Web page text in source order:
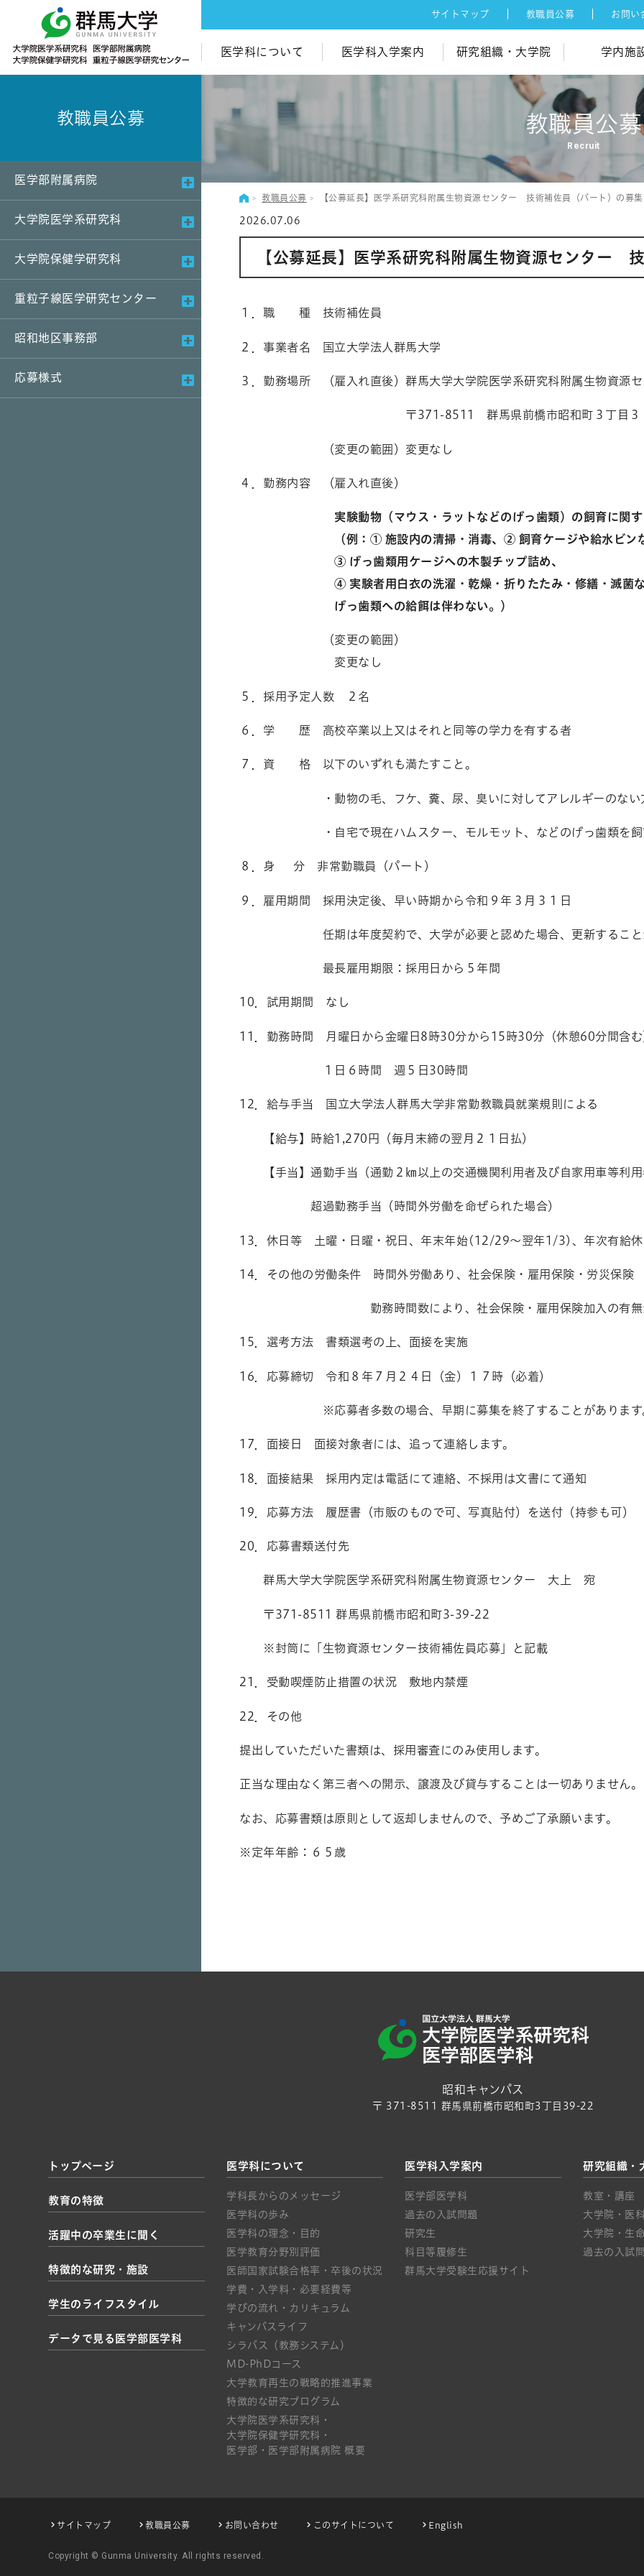
サイトマップ 教職員公募 お問い
医学科について 医学科入学案内 研究組織・大学院 学内施
教職員公募
医学部附属病院
大学院医学系研究科
大学院保健学研究科
重粒子線医学研究センター
昭和地区事務部
応募様式
教職員公募
Recruit
教職員公募 【公募延長】医学系研究科附属生物資源センター 技術補佐員（パート）の募集
2026.07.06
【公募延長】医学系研究科附属生物資源センター
１．職 種 技術補佐員
２．事業者名 国立大学法人群馬大学
３．勤務場所 （雇入れ直後）群馬大学大学院医学系研究科附属生物資源セ
〒371-8511 群馬県前橋市昭和町３丁目３
（変更の範囲）変更なし
４．勤務内容 （雇入れ直後）
実験動物（マウス・ラットなどのげっ歯類）の飼育に関する
（例：① 施設内の清掃・消毒、② 飼育ケージや給水ビンなど
③ げっ歯類用ケージへの木製チップ詰め、
④ 実験者用白衣の洗濯・乾燥・折りたたみ・修繕・滅菌な
げっ歯類への給餌は伴わない。）
（変更の範囲）
変更なし
５．採用予定人数 ２名
６．学 歴 高校卒業以上又はそれと同等の学力を有する者
７．資 格 以下のいずれも満たすこと。
・動物の毛、フケ、糞、尿、臭いに対してアレルギーのない
・自宅で現在ハムスター、モルモット、などのげっ歯類を飼育
８．身 分 非常勤職員（パート）
９．雇用期間 採用決定後、早い時期から令和９年３月３１日
任期は年度契約で、大学が必要と認めた場合、更新すること
最長雇用期限：採用日から５年間
10．試用期間 なし
11．勤務時間 月曜日から金曜日 8 時30分から 15 時30分（休憩60分間含む
１日６時間 週５日 30時間
12．給与手当 国立大学法人群馬大学非常勤教職員就業規則による
【給与】時給1,270 円（毎月末締の翌月２１日払）
【手当】通勤手当（通勤２㎞以上の交通機関利用者及び自家用車等利用
超過勤務手当（時間外労働を命ぜられた場合）
13．休日等 土曜・日曜・祝日、年末年始(12/29～翌年1/3) 、年次有給
14．その他の労働条件 時間外労働あり、社会保険・雇用保険・労災保険
勤務時間数により、社会保険・雇用保険加入の有無が変
15．選考方法 書類選考の上、面接を実施
16．応募締切 令和８年７月２４日（金）１７時（必着）
※応募者多数の場合、早期に募集を終了することがあります
17．面接日 面接対象者には、追って連絡します。
18．面接結果 採用内定は電話にて連絡、不採用は文書にて通知
19．応募方法 履歴書（市販のもので可、写真貼付）を送付（持参も可）
20．応募書類送付先
群馬大学大学院医学系研究科附属生物資源センター 大上 宛
〒371-8511群馬県前橋市昭和町3-39-22
※封筒に「生物資源センター技術補佐員応募」と記載
21．受動喫煙防止措置の状況 敷地内禁煙
22．その他
提出していただいた書類は、採用審査にのみ使用します。
正当な理由なく第三者への開示、譲渡及び貸与することは一切ありません。
なお、応募書類は原則として返却しませんので、予めご了承願います。
※定年年齢：６５歳
昭和キャンパス
〒 371-8511 群馬県前橋市昭和町3丁目39-22
トップページ
教育の特徴
活躍中の卒業生に聞く
特徴的な研究・施設
学生のライフスタイル
データで見る医学部医学科
医学科について
学科長からのメッセージ
医学科の歩み
医学科の理念・目的
医学教育分野別評価
医師国家試験合格率・卒後の状況
学費・入学料・必要経費等
学びの流れ・カリキュラム
キャンパスライフ
シラバス（教務システム）
MD-PhDコース
大学教育再生の戦略的推進事業
特徴的な研究プログラム
大学院医学系研究科・
大学院保健学研究科・
医学部・医学部附属病院 概要
医学科入学案内
医学部医学科
過去の入試問題
研究生
科目等履修生
群馬大学受験生応援サイト
研究組織・
教室・講座
大学院・医
大学院・生
過去の入試
サイトマップ 教職員公募 お問い合わせ このサイトについて English
Copyright © Gunma University. All rights reserved.